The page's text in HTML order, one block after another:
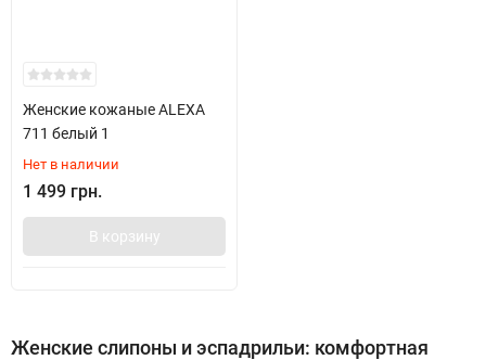
Женские кожаные ALEXA
711 белый 1
Нет в наличии
1 499 грн.
В корзину
Женские слипоны и эспадрильи: комфортная